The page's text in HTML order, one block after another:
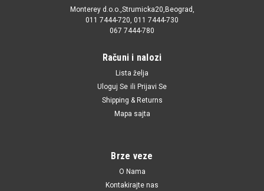
1K0412249B / 713038820 / 32922500 / 110069510 / 80000888
/ 22500 / 590008 / 1142401510 / 1142401510
2/Yetti,VW Jetta,Caddy 3/4,Passat B6,Golf
5/6,Tiguan,Touaran
Monterey d.o.o.,Strumicka20,Beograd,
011 7444-720, 011 7444-730
067 7444-780
Računi i nalozi
Lista želja
Uloguj Se ili Prijavi Se
Shipping & Returns
Mapa sajta
Brze veze
O Nama
Kontakirajte nas